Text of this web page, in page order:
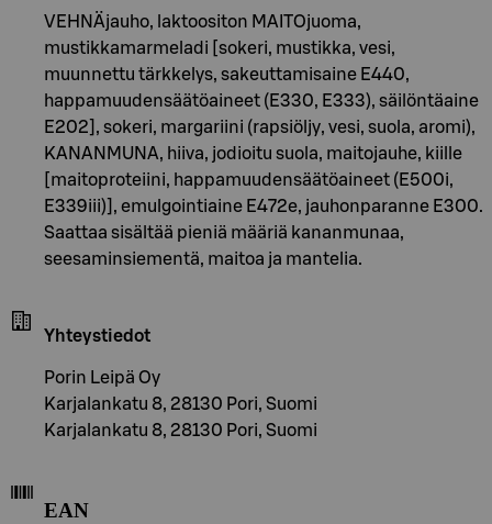
VEHNÄjauho, laktoositon MAITOjuoma,
mustikkamarmeladi [sokeri, mustikka, vesi,
muunnettu tärkkelys, sakeuttamisaine E440,
happamuudensäätöaineet (E330, E333), säilöntäaine
E202], sokeri, margariini (rapsiöljy, vesi, suola, aromi),
KANANMUNA, hiiva, jodioitu suola, maitojauhe, kiille
[maitoproteiini, happamuudensäätöaineet (E500i,
E339iii)], emulgointiaine E472e, jauhonparanne E300.
Saattaa sisältää pieniä määriä kananmunaa,
seesaminsiementä, maitoa ja mantelia.
Yhteystiedot
Porin Leipä Oy
Karjalankatu 8, 28130 Pori, Suomi
Karjalankatu 8, 28130 Pori, Suomi
EAN